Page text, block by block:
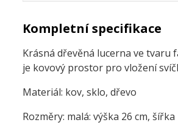
Kompletní specifikace
Krásná dřevěná lucerna ve tvaru
je kovový prostor pro vložení
Materiál: kov, sklo, dřevo
Rozměry: malá: výška 26 cm,